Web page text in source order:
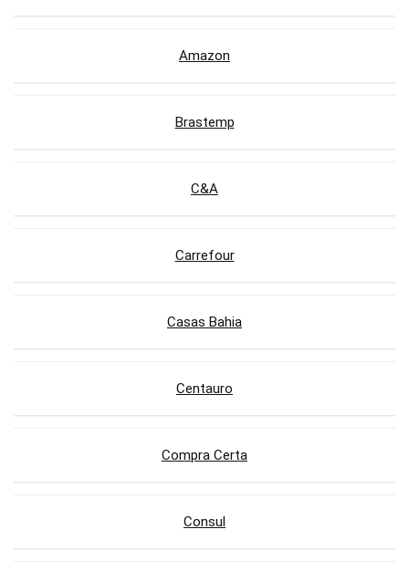
Amazon
Brastemp
C&A
Carrefour
Casas Bahia
Centauro
Compra Certa
Consul